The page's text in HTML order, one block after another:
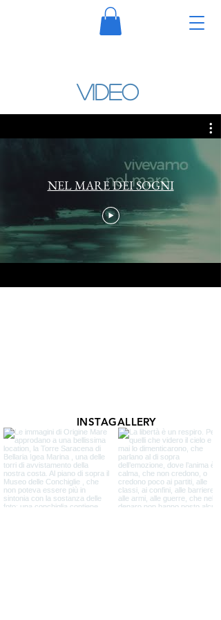
VIDEO
NEL MARE DEI SOGNI
INSTAGALLERY